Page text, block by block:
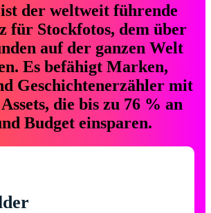
der weltweit führende
für Stockfotos, dem über
auf der ganzen Welt
Es befähigt Marken,
Geschichtenerzähler mit
die bis zu 76 % an
Budget einsparen.